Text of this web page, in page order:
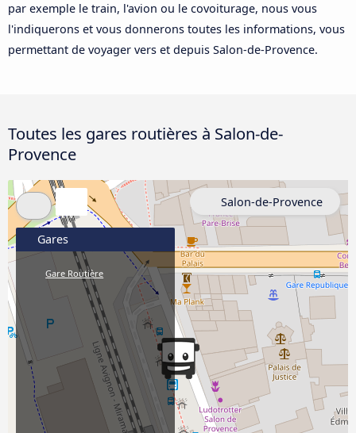
par exemple le train, l'avion ou le covoiturage, nous vous
l'indiquerons et vous donnerons toutes les informations, vous
permettant de voyager vers et depuis Salon-de-Provence.
Toutes les gares routières à Salon-de-
Provence
Gares
Gare Routière
Salon-de-Provence